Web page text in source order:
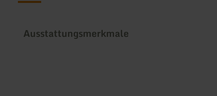
Ausstattungsmerkmale